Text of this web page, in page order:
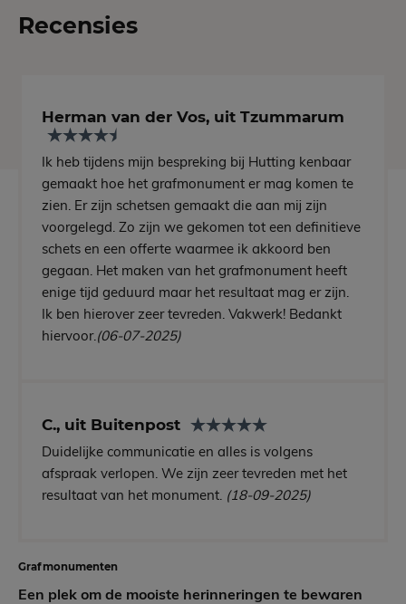
Recensies
Herman van der Vos, uit Tzummarum
Ik heb tijdens mijn bespreking bij Hutting kenbaar
gemaakt hoe het grafmonument er mag komen te
zien. Er zijn schetsen gemaakt die aan mij zijn
voorgelegd. Zo zijn we gekomen tot een definitieve
schets en een offerte waarmee ik akkoord ben
gegaan. Het maken van het grafmonument heeft
enige tijd geduurd maar het resultaat mag er zijn.
Ik ben hierover zeer tevreden. Vakwerk! Bedankt
hiervoor.(06-07-2025)
C., uit Buitenpost
Duidelijke communicatie en alles is volgens
afspraak verlopen. We zijn zeer tevreden met het
resultaat van het monument. (18-09-2025)
Grafmonumenten
Een plek om de mooiste herinneringen te bewaren